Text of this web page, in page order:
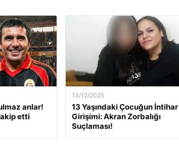
anlar!
etti
13/12/2025
13 Yaşındaki Çocuğun İntihar
Girişimi: Akran Zorbalığı
Suçlaması!